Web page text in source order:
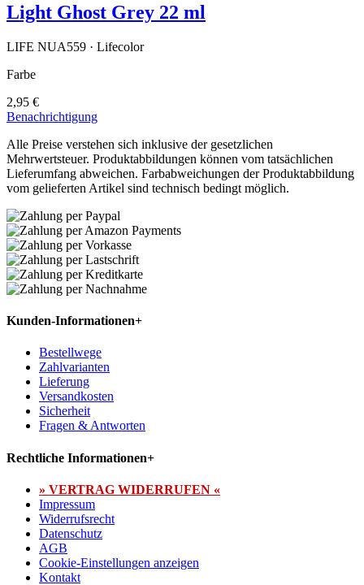
Light Ghost Grey 22 ml
LIFE NUA559 · Lifecolor
Farbe
2,95 €
Benachrichtigung
Alle Preise verstehen sich inklusive der gesetzlichen
Mehrwertsteuer. Produktabbildungen können vom tatsächlichen
Lieferumfang abweichen. Farbabweichungen der Produktabbildung
vom gelieferten Artikel sind technisch bedingt möglich.
Kunden-Informationen+
Bestellwege
Zahlvarianten
Lieferung
Versandkosten
Sicherheit
Fragen & Antworten
Rechtliche Informationen+
» VERTRAG WIDERRUFEN «
Impressum
Widerrufsrecht
Datenschutz
AGB
Cookie-Einstellungen anzeigen
Kontakt